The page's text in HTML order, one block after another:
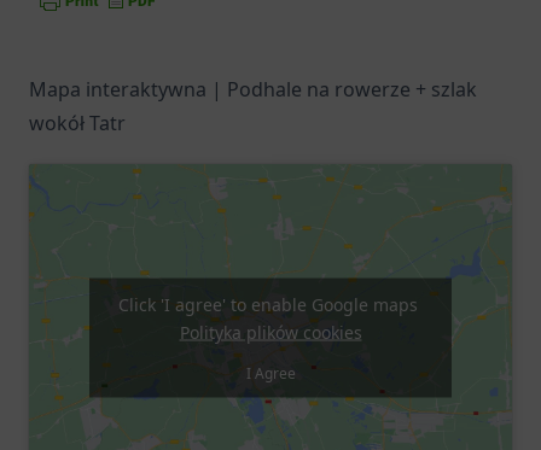
Mapa interaktywna | Podhale na rowerze + szlak
wokół Tatr
Click 'I agree' to enable Google maps
Polityka plików cookies
I Agree